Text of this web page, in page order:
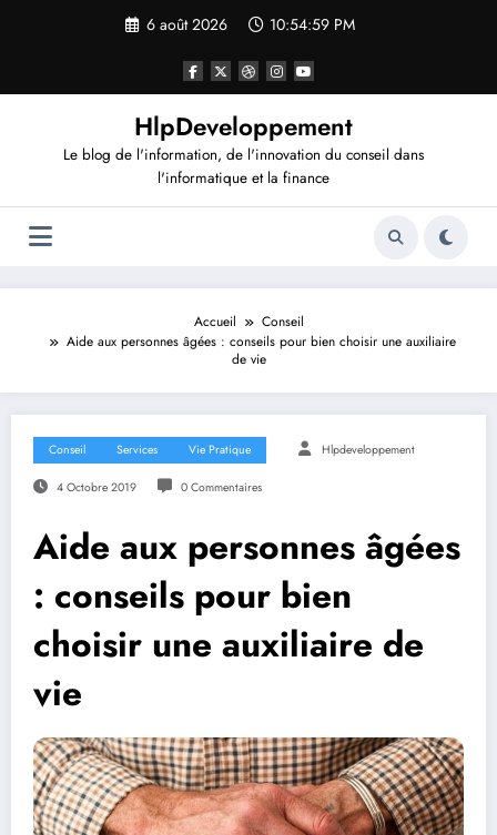
6 août 2026 10:54:59 PM
HlpDeveloppement
Le blog de l'information, de l'innovation du conseil dans
l'informatique et la finance
Accueil
Conseil
Aide aux personnes âgées : conseils pour bien choisir une auxiliaire
de vie
Conseil Services Vie Pratique Hlpdeveloppement
4 Octobre 2019 0 Commentaires
Aide aux personnes âgées
: conseils pour bien
choisir une auxiliaire de
vie